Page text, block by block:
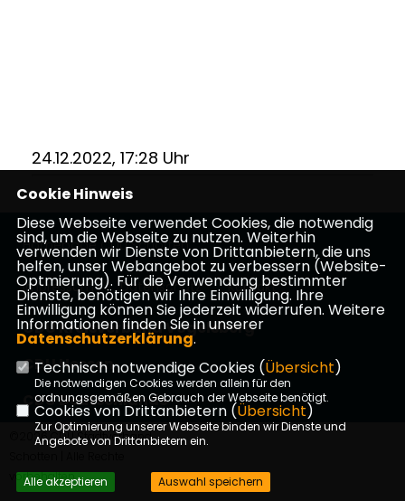
24.12.2022, 17:28 Uhr
Homepage CDU Schotten
Impressum Datenschutz Kontakt
CDU Kreisverband Vogelsberg
CDU Hessen
CDU Deutschlands
©2026 CDU Stadtverband
vorbehalten.
Cookie Hinweis
Diese Webseite verwendet Cookies, die notwendig
sind, um die Webseite zu nutzen. Weiterhin
verwenden wir Dienste von Drittanbietern, die uns
helfen, unser Webangebot zu verbessern (Website-
Optmierung). Für die Verwendung bestimmter
Dienste, benötigen wir Ihre Einwilligung. Ihre
Einwilligung können Sie jederzeit widerrufen. Weitere
Informationen finden Sie in unserer
Datenschutzerklärung.
Technisch notwendige Cookies (Übersicht)
Die notwendigen Cookies werden allein für den
ordnungsgemäßen Gebrauch der Webseite benötigt.
Cookies von Drittanbietern (Übersicht)
Zur Optimierung unserer Webseite binden wir Dienste und
Angebote von Drittanbietern ein.
Alle akzeptieren Auswahl speichern